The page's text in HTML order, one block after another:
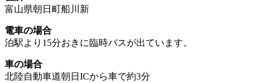
富山県朝日町船川新
電車の場合
泊駅より15分おきに臨時バスが出ています。
車の場合
北陸自動車道朝日ICから車で約3分